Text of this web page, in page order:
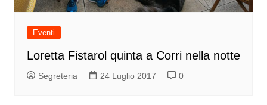
Eventi
Loretta Fistarol quinta a Corri nella notte
Segreteria 24 Luglio 2017 0